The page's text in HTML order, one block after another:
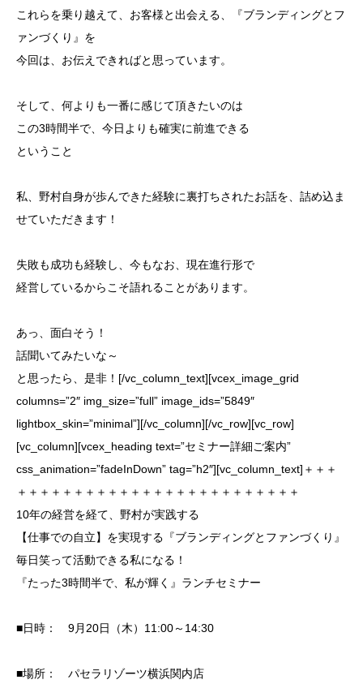
これらを乗り越えて、お客様と出会える、『ブランディングとフ
ァンづくり』を
今回は、お伝えできればと思っています。
そして、何よりも一番に感じて頂きたいのは
この3時間半で、今日よりも確実に前進できる
ということ
私、野村自身が歩んできた経験に裏打ちされたお話を、詰め込ま
せていただきます！
失敗も成功も経験し、今もなお、現在進行形で
経営しているからこそ語れることがあります。
あっ、面白そう！
話聞いてみたいな～
と思ったら、是非！[/vc_column_text][vcex_image_grid
columns=”2″ img_size=”full” image_ids=”5849″
lightbox_skin=”minimal”][/vc_column][/vc_row][vc_row]
[vc_column][vcex_heading text=”セミナー詳細ご案内”
css_animation=”fadeInDown” tag=”h2″][vc_column_text]＋＋＋
＋＋＋＋＋＋＋＋＋＋＋＋＋＋＋＋＋＋＋＋＋＋＋＋＋
10年の経営を経て、野村が実践する
【仕事での自立】を実現する『ブランディングとファンづくり』
毎日笑って活動できる私になる！
『たった3時間半で、私が輝く』ランチセミナー
■日時： 9月20日（木）11:00～14:30
■場所： パセラリゾーツ横浜関内店